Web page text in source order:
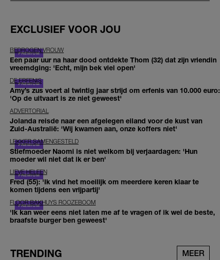
EXCLUSIEF VOOR JOU
BEDROGEN VROUW
Een paar uur na haar dood ontdekte Thom (32) dat zijn vriendin
vreemdging: 'Echt, mijn bek viel open'
DE ERFENIS
Amy’s zus voert al twintig jaar strijd om erfenis van 10.000 euro:
'Op de uitvaart is ze niet geweest'
ADVERTORIAL
Jolanda reisde naar een afgelegen eiland voor de kust van
Zuid-Australië: 'Wij kwamen aan, onze koffers niet'
LEKKER SAMENGESTELD
Stiefmoeder Naomi is niet welkom bij verjaardagen: 'Hun
moeder wil niet dat ik er ben'
LIEVE HELEEN
Fred (55): 'Ik vind het moeilijk om meerdere keren klaar te
komen tijdens een vrijpartij'
FLOOR BAKHUYS ROOZEBOOM
'Ik kan weer eens niet laten me af te vragen of ik wel de beste,
braafste burger ben geweest'
TRENDING MEER